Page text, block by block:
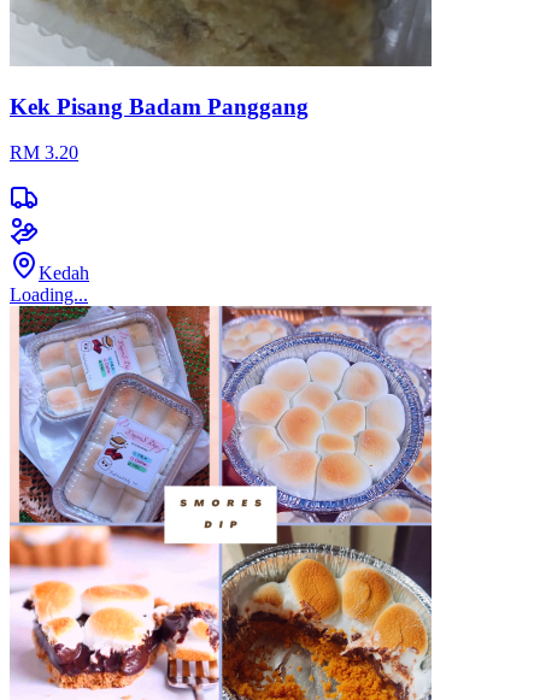
Kek Pisang Badam Panggang
RM 3.20
Kedah
Loading...